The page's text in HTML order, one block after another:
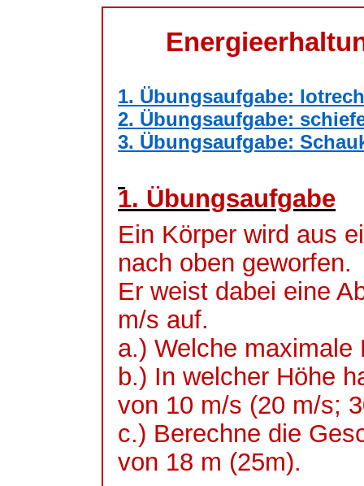
1. Übungsaufgabe:
2. Übungsaufgabe:
3. Übungsaufgabe:
1. Übungsaufgabe
Ein Körper wird aus
nach oben geworfen.
Er weist dabei eine
m/s auf.
a.) Welche maximale
b.) In welcher Höhe
von 10 m/s (20 m/s;
c.) Berechne die
von 18 m (25m).